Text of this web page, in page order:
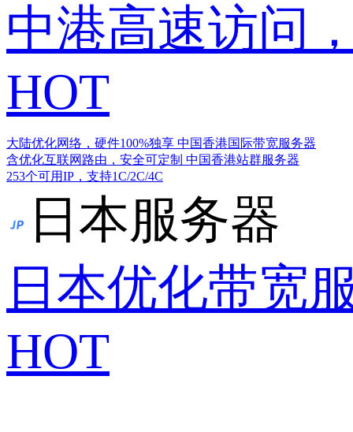
中港高速访问
HOT
大陆优化网络，硬件100%独享 中国香港国际带宽服务器
含优化互联网路由，安全可定制 中国香港站群服务器
253个可用IP，支持1C/2C/4C
日本服务器
日本优化带宽
HOT